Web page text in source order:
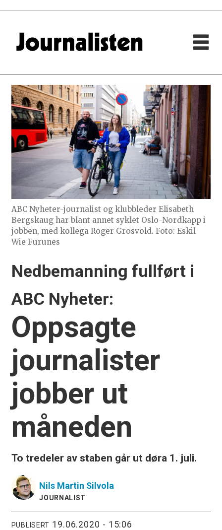
ABC Nyheter-journalist og klubbleder Elisabeth
Bergskaug har blant annet syklet Oslo-Nordkapp i
jobben, med kollega Roger Grosvold. Foto: Eskil
Wie Furunes
Nedbemanning fullført i
ABC Nyheter:
Oppsagte
journalister
jobber ut
måneden
To tredeler av staben går ut døra 1. juli.
Nils Martin Silvola
JOURNALIST
PUBLISERT 19.06.2020 - 15:06